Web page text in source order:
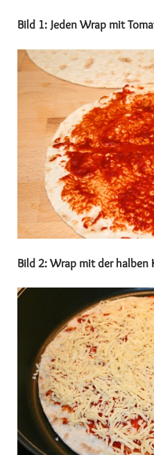
Bild 1: Jeden Wrap mit
Bild 2: Wrap mit der halben